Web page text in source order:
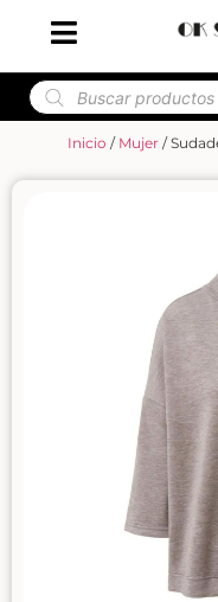
Inicio / Mujer/